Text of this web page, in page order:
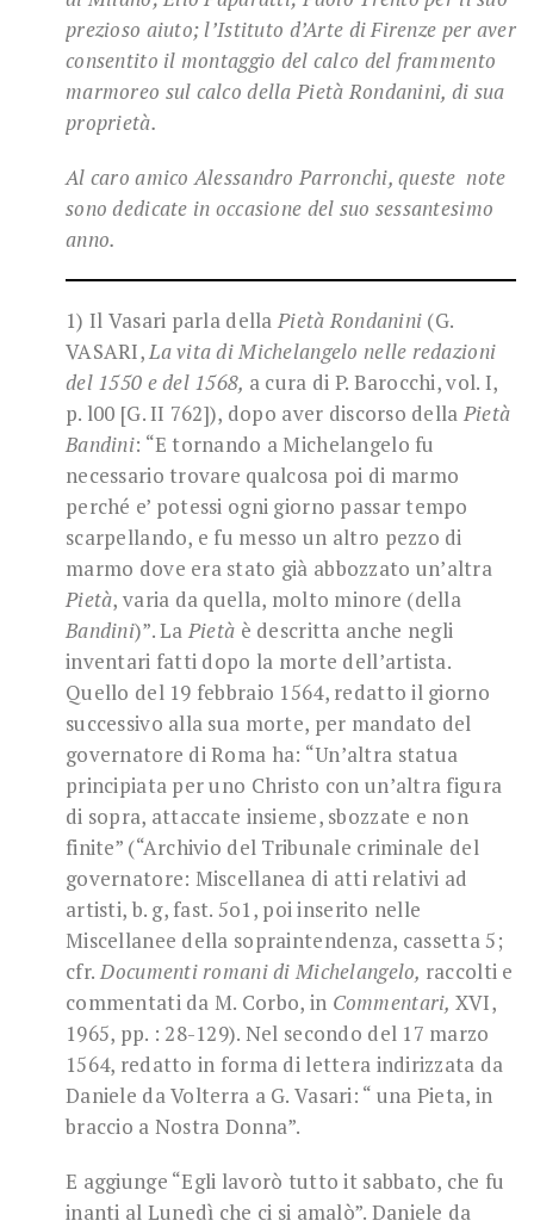
prezioso aiuto; l’Istituto d’Arte di Firenze per aver
consentito il montaggio del calco del frammento
marmoreo sul calco della Pietà Rondanini, di sua
proprietà.
Al caro amico Alessandro Parronchi, queste note
sono dedicate in occasione del suo sessantesimo
anno.
1) Il Vasari parla della Pietà Rondanini (G.
VASARI,La vita di Michelangelo nelle redazioni
del 1550 e del 1568, a cura di P. Barocchi, vol. I,
p. l00 [G. II 762]), dopo aver discorso della Pietà
Bandini: “E tornando a Michelangelo fu
necessario trovare qualcosa poi di marmo
perché e’ potessi ogni giorno passar tempo
scarpellando, e fu messo un altro pezzo di
marmo dove era stato già abbozzato un’altra
Pietà, varia da quella, molto minore (della
Bandini)”. La Pietà è descritta anche negli
inventari fatti dopo la morte dell’artista.
Quello del 19 febbraio 1564, redatto il giorno
successivo alla sua morte, per mandato del
governatore di Roma ha: “Un’altra statua
principiata per uno Christo con un’altra figura
di sopra, attaccate insieme, sbozzate e non
finite” (“Archivio del Tribunale criminale del
governatore: Miscellanea di atti relativi ad
artisti, b. g, fast. 5o1, poi inserito nelle
Miscellanee della sopraintendenza, cassetta 5;
cfr. Documenti romani di Michelangelo, raccolti e
commentati da M. Corbo, in Commentari, XVI,
1965, pp. : 28-129). Nel secondo del 17 marzo
1564, redatto in forma di lettera indirizzata da
Daniele da Volterra a G. Vasari: “ una Pieta, in
braccio a Nostra Donna”.
E aggiunge “Egli lavorò tutto it sabbato, che fu
inanti al Lunedì che ci si amalò”. Daniele da